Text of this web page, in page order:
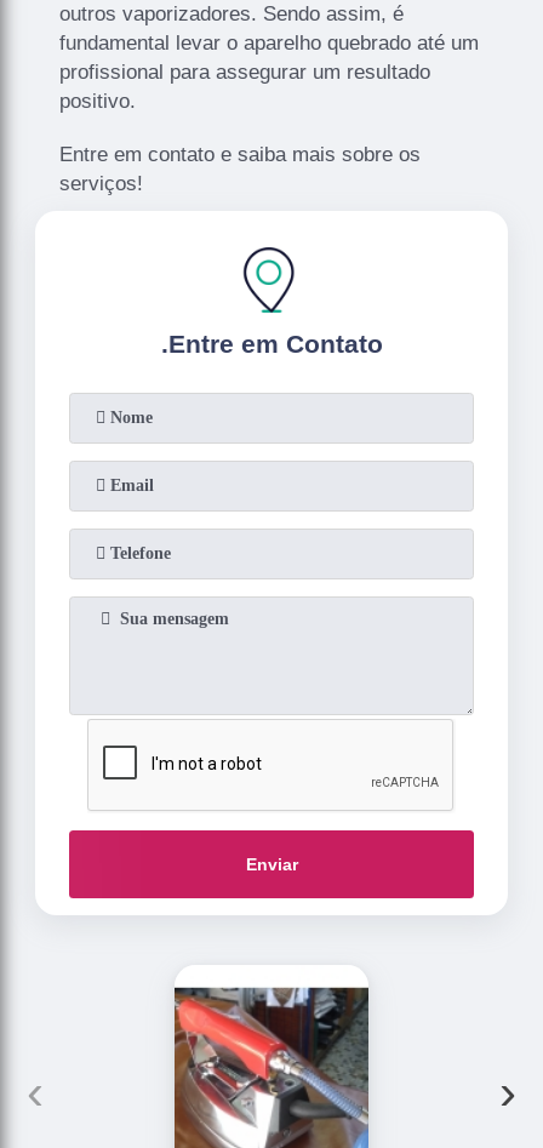
outros vaporizadores. Sendo assim, é
fundamental levar o aparelho quebrado até um
profissional para assegurar um resultado
positivo.
Entre em contato e saiba mais sobre os
serviços!
.Entre em Contato
Enviar
‹ ›